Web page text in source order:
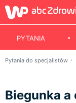
PYTANIA
Pytania do specjalistów
Biegunka a